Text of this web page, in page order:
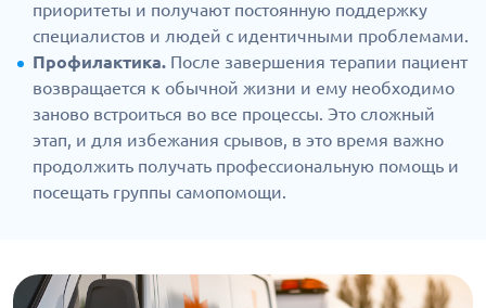
приоритеты и получают постоянную поддержку
специалистов и людей с идентичными проблемами.
Профилактика. После завершения терапии пациент
возвращается к обычной жизни и ему необходимо
заново встроиться во все процессы. Это сложный
этап, и для избежания срывов, в это время важно
продолжить получать профессиональную помощь и
посещать группы самопомощи.